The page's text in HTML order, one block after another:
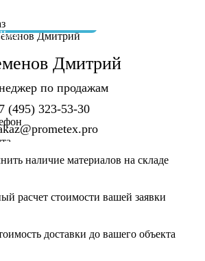
Дмитрий
по продажам
(495) 323-53-30
наличие материалов на складе
расчет стоимости вашей заявки
доставки до вашего объекта